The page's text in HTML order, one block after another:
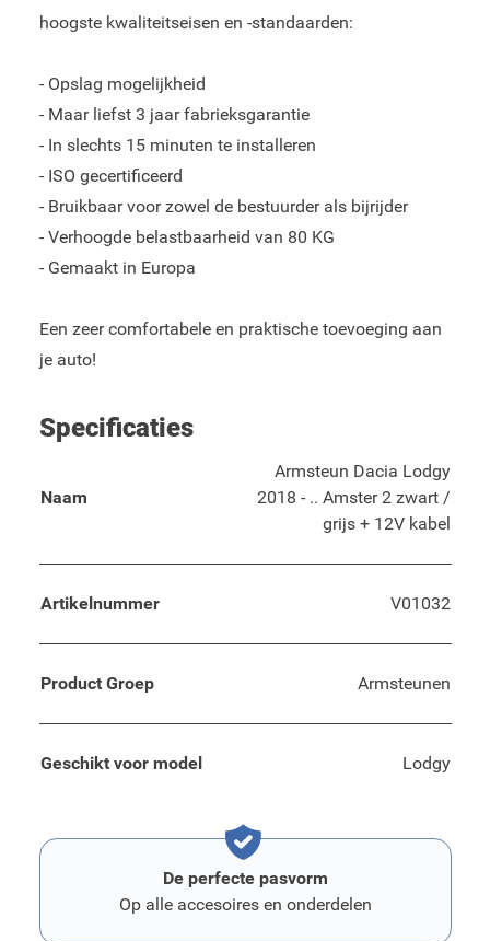
hoogste kwaliteitseisen en -standaarden:
- Opslag mogelijkheid
- Maar liefst 3 jaar fabrieksgarantie
- In slechts 15 minuten te installeren
- ISO gecertificeerd
- Bruikbaar voor zowel de bestuurder als bijrijder
- Verhoogde belastbaarheid van 80 KG
- Gemaakt in Europa
Een zeer comfortabele en praktische toevoeging aan
je auto!
Specificaties
Naam
Armsteun Dacia Lodgy
2018 - .. Amster 2 zwart /
grijs + 12V kabel
Artikelnummer V01032
Product Groep Armsteunen
Geschikt voor model Lodgy
De perfecte pasvorm
Op alle accesoires en onderdelen